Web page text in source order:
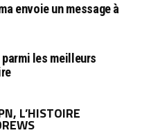
envoie un message à
les meilleurs
L’HISTOIRE